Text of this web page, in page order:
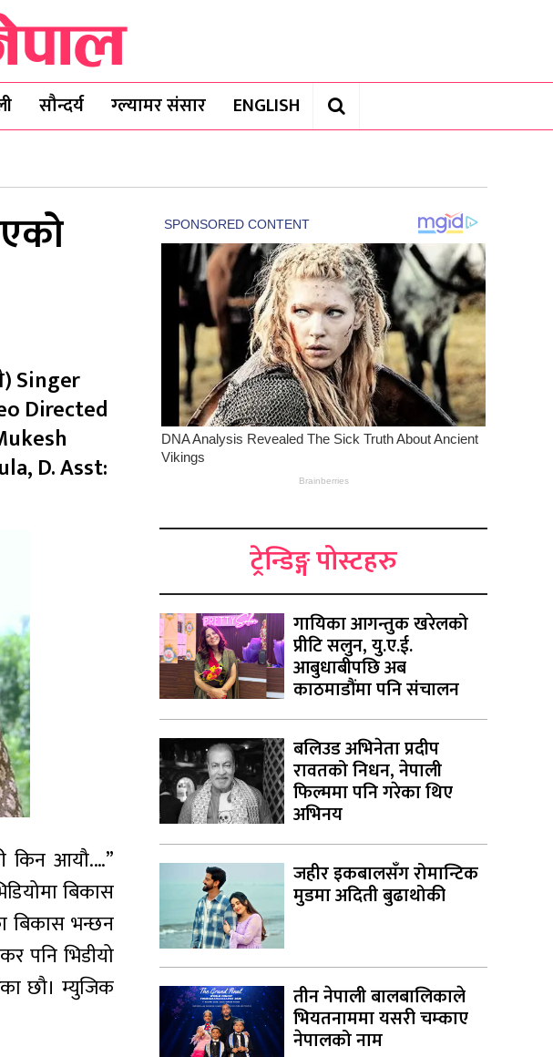
सौन्दर्य ग्ल्यामर संसार
ENGLISH
Singer
Directed
D. Asst:
किन आयौ.…”
बिकास
बिकास भन्छन
पनि भिडीयो
छौ। म्युजिक
ट्रेन्डिङ्ग पोस्टहरु
गायिका आगन्तुक खरेलको
प्रीटि सलुन, यु.ए.ई.
आबुधाबीपछि अब
काठमाडौंमा पनि संचालन
बलिउड अभिनेता प्रदीप
रावतको निधन, नेपाली
फिल्ममा पनि गरेका थिए
अभिनय
जहीर इकबालसँग रोमान्टिक
मुडमा अदिती बुढाथोकी
तीन नेपाली बालबालिकाले
भियतनाममा यसरी चम्काए
नेपालको नाम